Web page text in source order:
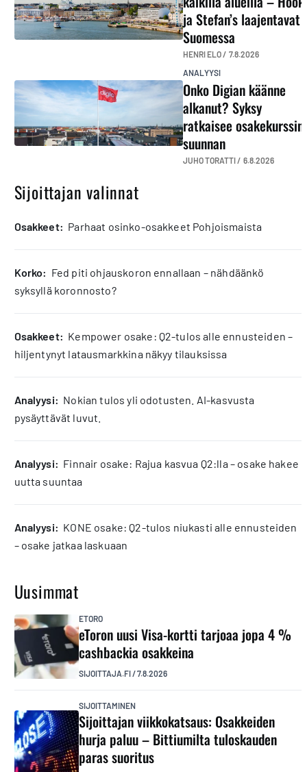
ja Stefan’s laajentavat
Suomessa
HENRI ELO / 7.8.2026
ANALYYSI
Onko Digian käänne
alkanut? Syksy
ratkaisee osakekurssin
suunnan
JUHO TORATTI / 6.8.2026
Sijoittajan valinnat
osakkeet: Parhaat osinko-osakkeet Pohjoismaista
korko: Fed piti ohjauskoron ennallaan – nähdäänkö
syksyllä koronnosto?
osakkeet: Kempower osake: Q2-tulos alle ennusteiden –
hiljentynyt latausmarkkina näkyy tilauksissa
analyysi: Nokian tulos yli odotusten. AI-kasvusta
pysäyttävät luvut.
analyysi: Finnair osake: Rajua kasvua Q2:lla – osake hakee
uutta suuntaa
analyysi: KONE osake: Q2-tulos niukasti alle ennusteiden
– osake jatkaa laskuaan
Uusimmat
ETORO
eToron uusi Visa-kortti tarjoaa jopa 4 %
cashbackia osakkeina
SIJOITTAJA.FI/7.8.2026
SIJOITTAMINEN
Sijoittajan viikkokatsaus: Osakkeiden
hurja paluu – Bittiumilta tuloskauden
paras suoritus